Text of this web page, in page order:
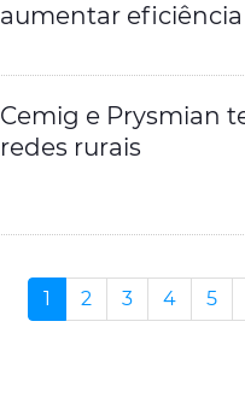
aumentar
Cemig e Prysmian
redes rurais
1 2 3 4 5